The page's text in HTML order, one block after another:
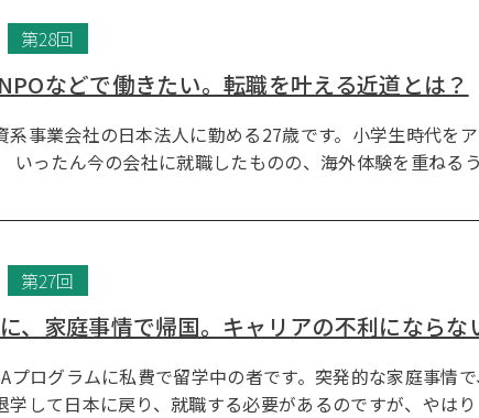
第28回
などで働きたい。転職を叶える近道とは？
系事業会社の日本法人に勤める27歳です。小学生時代を
いったん今の会社に就職したものの、海外体験を重ねる
第27回
、家庭事情で帰国。キャリアの不利にならな
プログラムに私費で留学中の者です。突発的な家庭事情
学して日本に戻り、就職する必要があるのですが、やは